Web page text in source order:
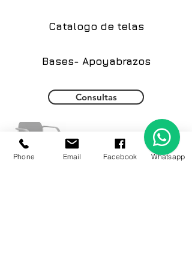
Catalogo de telas
Bases- Apoyabrazos
Consultas
Phone Email Facebook Whatsapp